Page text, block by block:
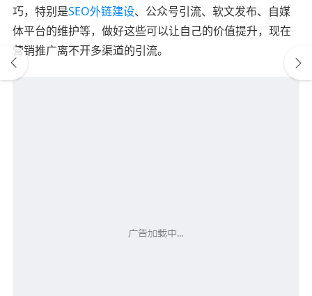
巧，特别是SEO外链建设、公众号引流、软文发布、自媒
体平台的维护等，做好这些可以让自己的价值提升，现在
营销推广离不开多渠道的引流。